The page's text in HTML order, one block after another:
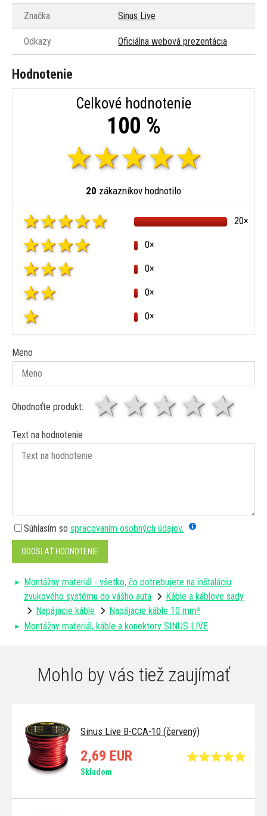
Značka Sinus Live
Odkazy Oficiálna webová prezentácia
Hodnotenie
Celkové hodnotenie
100 %
20 zákazníkov hodnotilo
20×
0×
0×
0×
0×
Meno
Ohodnoťte produkt: 4
3
2 hviezdy
1 hviezda
Text na hodnotenie
Súhlasím so spracovaním osobných údajov.
ODOSLAŤ HODNOTENIE
Montážny materiál - všetko, čo potrebujete na inštaláciu
zvukového systému do vášho auta
Káble a káblove sady
Napájacie káble
Napájacie káble 10 mm²
Montážny materiál, káble a konektory SINUS LIVE
Mohlo by vás tiež zaujímať
Sinus Live B-CCA-10 (červený)
2,69 EUR
Skladom